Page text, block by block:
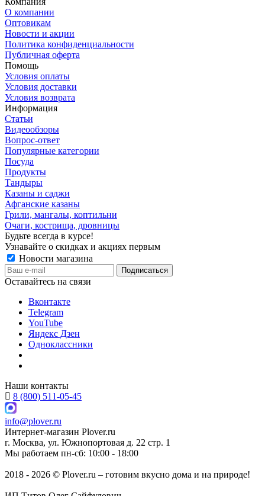
О компании
Оптовикам
Новости и акции
Политика конфиденциальности
Публичная оферта
Помощь
Условия оплаты
Условия доставки
Условия возврата
Информация
Статьи
Видеообзоры
Вопрос-ответ
Популярные категории
Посуда
Продукты
Тандыры
Казаны и саджи
Афганские казаны
Грили, мангалы, коптильни
Очаги, кострища, дровницы
Будьте всегда в курсе!
Узнавайте о скидках и акциях первым
Новости магазина
Оставайтесь на связи
Вконтакте
Telegram
YouTube
Яндекс Дзен
Одноклассники
Наши контакты
8 (800) 511-05-45
info@plover.ru
Интернет-магазин Plover.ru
г. Москва, ул. Южнопортовая д. 22 стр. 1
Мы работаем пн-сб: 10:00 - 18:00
2018 - 2026 © Plover.ru – готовим вкусно дома и на природе!